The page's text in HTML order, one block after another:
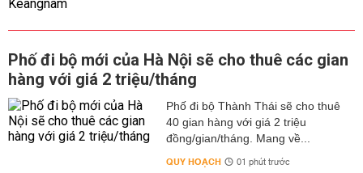
Phố đi bộ mới của Hà Nội sẽ cho thuê các gian
hàng với giá 2 triệu/tháng
Phố đi bộ Thành Thái sẽ cho thuê
40 gian hàng với giá 2 triệu
đồng/gian/tháng. Mang về...
QUY HOẠCH 01 phút trước